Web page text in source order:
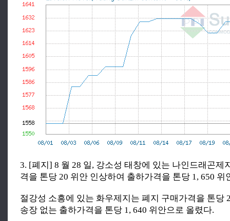
3. [폐지] 8 월 28 일, 강소성 태창에 있는 나인드래곤제
격을 톤당 20 위안 인상하여 출하가격을 톤당 1, 650 위
절강성 소흥에 있는 화우제지는 폐지 구매가격을 톤당
송장 없는 출하가격을 톤당 1, 640 위안으로 올렸다.